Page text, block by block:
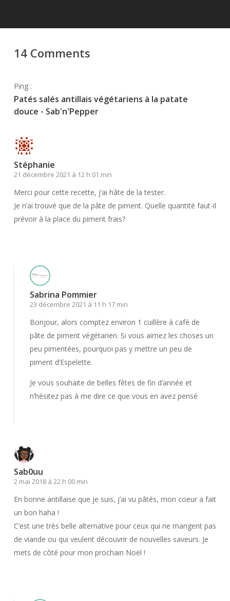
14 Comments
Ping :
Patés salés antillais végétariens à la patate
douce - Sab'n'Pepper
Stéphanie
21 décembre 2021 à 12 h 01 min
Merci pour cette recette, j’ai hâte de la tester.
Je n’ai trouvé que de la pâte de piment. Quelle quantité faut-il
prévoir à la place du piment frais?
Sabrina Pommier
23 décembre 2021 à 11 h 17 min
Bonjour, alors comptez environ 1 cuillère à café de
pâte de piment végétarien. Si vous aimez les choses un
peu pimentées, pourquoi pas y mettre un peu de
piment d’Espelette.
Je vous souhaite de belles fêtes de fin d’année et
n’hésitez pas à me dire ce que vous en avez pensé
Sab0uu
2 mai 2018 à 22 h 00 min
En bonne antillaise que je suis, j’ai vu pâtés, mon coeur a fait
un bon haha !
C’est une très belle alternative pour ceux qui ne mangent pas
de viande ou qui veulent découvrir de nouvelles saveurs. Je
mets de côté pour mon prochain Noël !